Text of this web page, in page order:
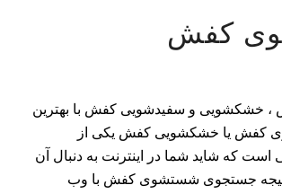
کفش
خشکشویی و سفیدشویی کفش با بهترین
کفش یا خشکشویی کفش یکی از
است که شاید شما در اینترنت به دنبال آن
نتیجه جستجوی شستشوی کفش با وب